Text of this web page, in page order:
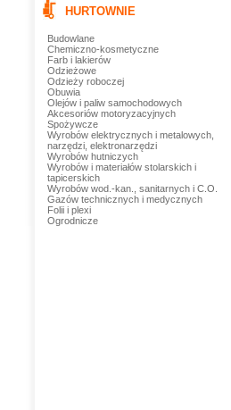
HURTOWNIE
Budowlane
Chemiczno-kosmetyczne
Farb i lakierów
Odzieżowe
Odzieży roboczej
Obuwia
Olejów i paliw samochodowych
Akcesoriów motoryzacyjnych
Spożywcze
Wyrobów elektrycznych i metalowych,
narzędzi, elektronarzędzi
Wyrobów hutniczych
Wyrobów i materiałów stolarskich i
tapicerskich
Wyrobów wod.-kan., sanitarnych i C.O.
Gazów technicznych i medycznych
Folii i plexi
Ogrodnicze